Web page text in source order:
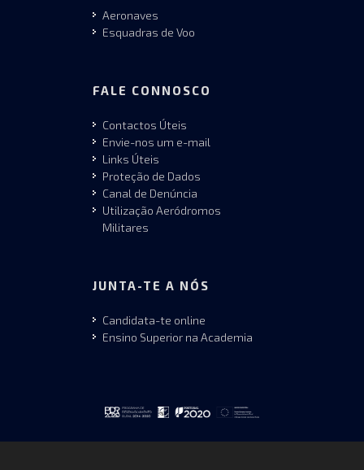
Aeronaves
Esquadras de Voo
FALE CONNOSCO
Contactos Úteis
Envie-nos um e-mail
Links Úteis
Proteção de Dados
Canal de Denúncia
Utilização Aeródromos
Militares
JUNTA-TE A NÓS
Candidata-te online
Ensino Superior na Academia